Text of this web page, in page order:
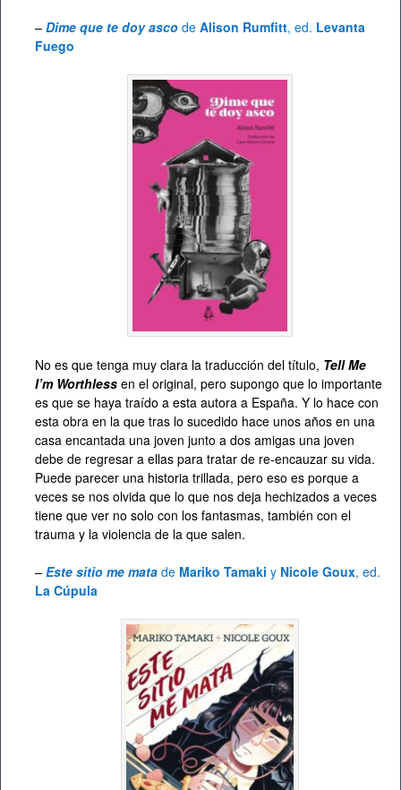
– Dime que te doy asco de Alison Rumfitt, ed. Levanta
Fuego
No es que tenga muy clara la traducción del título, Tell Me
I’m Worthless en el original, pero supongo que lo importante
es que se haya traído a esta autora a España. Y lo hace con
esta obra en la que tras lo sucedido hace unos años en una
casa encantada una joven junto a dos amigas una joven
debe de regresar a ellas para tratar de re-encauzar su vida.
Puede parecer una historia trillada, pero eso es porque a
veces se nos olvida que lo que nos deja hechizados a veces
tiene que ver no solo con los fantasmas, también con el
trauma y la violencia de la que salen.
– Este sitio me mata de Mariko Tamaki y Nicole Goux, ed.
La Cúpula